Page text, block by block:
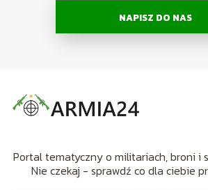
NAPISZ DO NAS
Portal tematyczny o militariach, broni i
Nie czekaj - sprawdź co dla ciebie